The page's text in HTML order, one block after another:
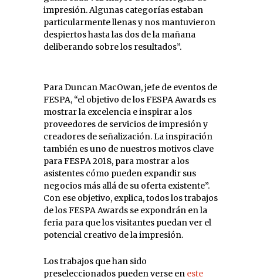
impresión. Algunas categorías estaban
particularmente llenas y nos mantuvieron
despiertos hasta las dos de la mañana
deliberando sobre los resultados”.
Para Duncan MacOwan, jefe de eventos de
FESPA, “el objetivo de los FESPA Awards es
mostrar la excelencia e inspirar a los
proveedores de servicios de impresión y
creadores de señalización. La inspiración
también es uno de nuestros motivos clave
para FESPA 2018, para mostrar a los
asistentes cómo pueden expandir sus
negocios más allá de su oferta existente”.
Con ese objetivo, explica, todos los trabajos
de los FESPA Awards se expondrán en la
feria para que los visitantes puedan ver el
potencial creativo de la impresión.
Los trabajos que han sido
preseleccionados pueden verse en este